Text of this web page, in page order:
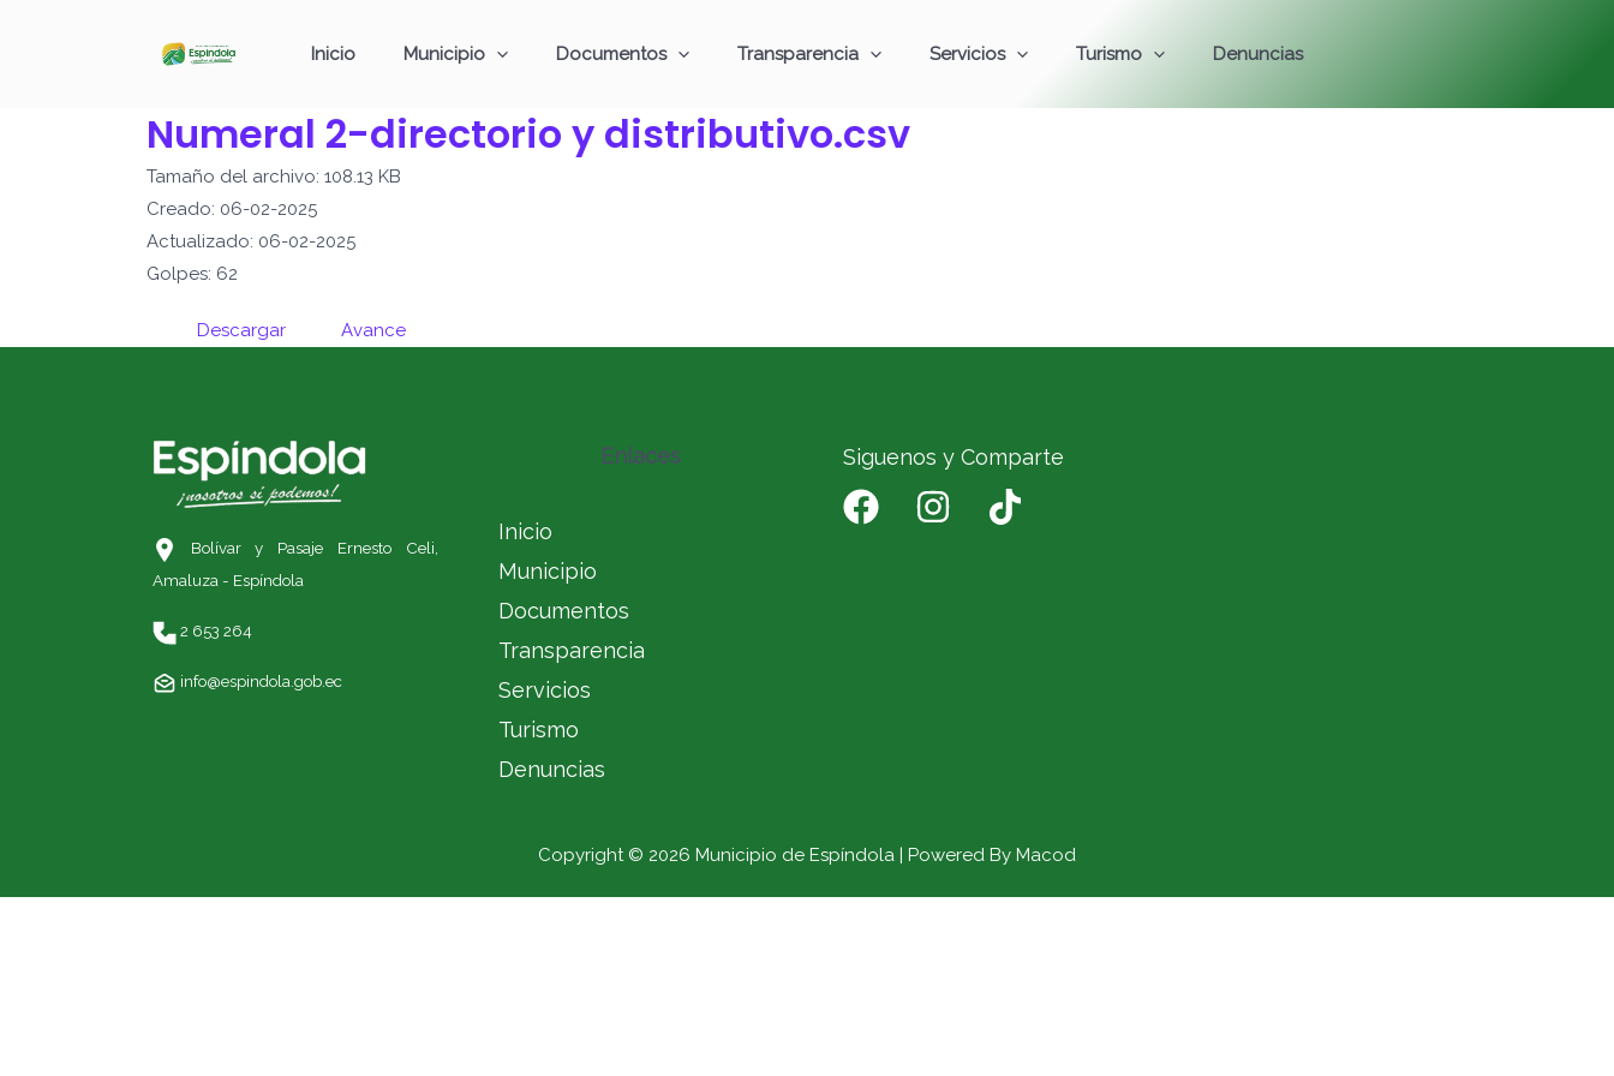
Inicio Municipio Documentos Transparencia Servicios Turismo Denuncias
Numeral 2-directorio y distributivo.csv
Tamaño del archivo: 108.13 KB
Creado: 06-02-2025
Actualizado: 06-02-2025
Golpes: 62
Descargar Avance
Bolívar y Pasaje Ernesto Celi,
Amaluza - Espíndola
2 653 264
info@espindola.gob.ec
Enlaces
Inicio
Municipio
Documentos
Transparencia
Servicios
Turismo
Denuncias
Siguenos y Comparte
Copyright © 2026 Municipio de Espíndola | Powered By Macod